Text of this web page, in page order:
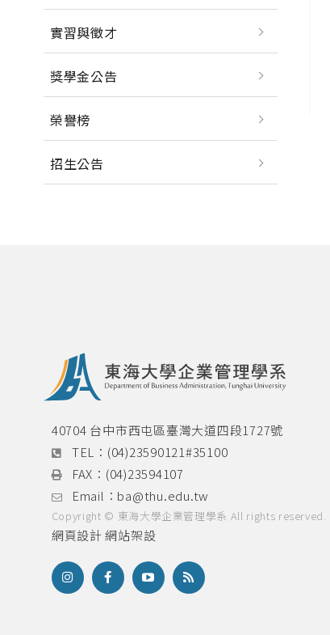
實習與徵才
獎學金公告
榮譽榜
招生公告
40704 台中市西屯區臺灣大道四段1727號
TEL： (04)23590121#35100
FAX： (04)23594107
Email： ba@thu.edu.tw
Copyright © 東海大學企業管理學系 All rights reserved.
網頁設計 網站架設